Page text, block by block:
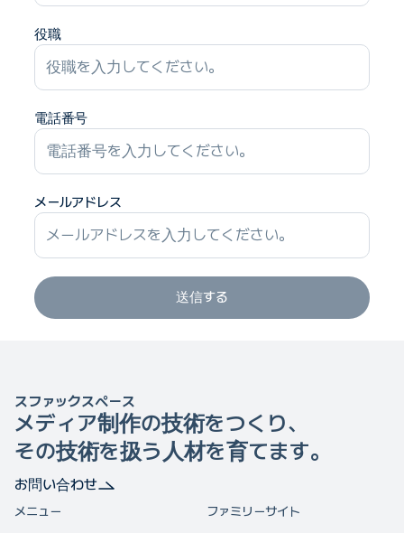
役職
電話番号
メールアドレス
送信する
スファックスペース
メディア制作の技術をつくり、
その技術を扱う人材を育てます。
お問い合わせ
メニュー ファミリーサイト